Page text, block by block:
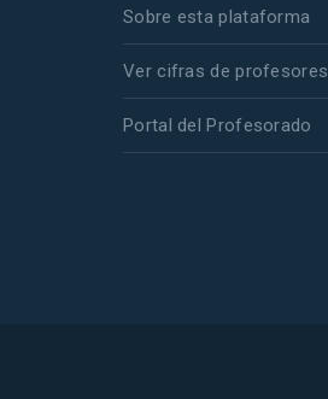
Sobre esta plataforma
Ver cifras de profesores
Portal del Profesorado